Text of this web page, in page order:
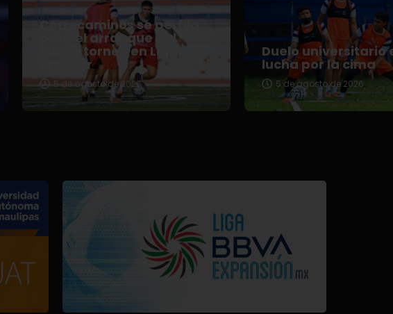
Correcaminos se perfila
para el arranque del
nuevo torneo en Liga
Premier
5 de agosto de 2026
Duelo universitario
lucha por la cima
5 de agosto de 2026